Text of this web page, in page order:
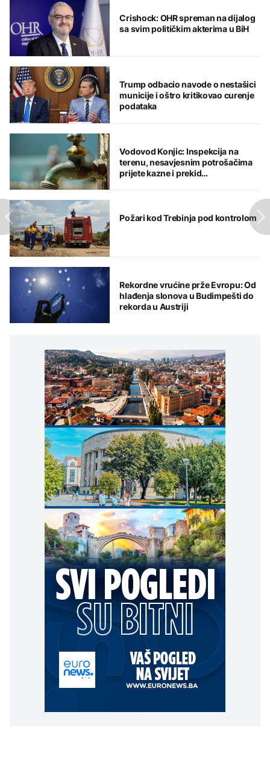
Crishock: OHR spreman na dijalog
sa svim političkim akterima u BiH
Trump odbacio navode o nestašici
municije i oštro kritikovao curenje
podataka
Vodovod Konjic: Inspekcija na
terenu, nesavjesnim potrošačima
prijete kazne i prekid
Požari kod Trebinja pod kontrolom
Rekordne vrućine prže Evropu: Od
hlađenja slonova u Budimpešti do
rekorda u Austriji